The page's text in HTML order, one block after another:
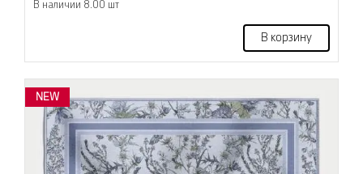
В наличии 8.00 шт
В корзину
NEW